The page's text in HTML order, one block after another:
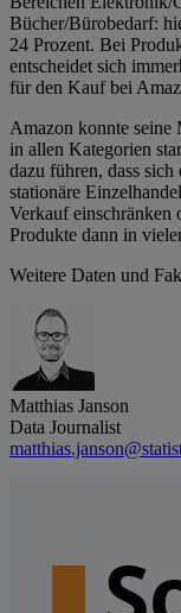
Bücher/Bürobedarf:
24 Prozent. Bei
entscheidet sich
für den Kauf bei
Amazon konnte seine
in allen Kategorien
dazu führen, dass
stationäre
Verkauf einschränken
Produkte dann in
Weitere Daten und
Matthias Janson
Data Journalist